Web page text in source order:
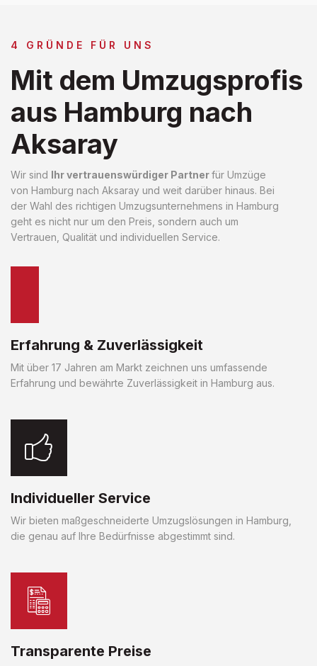
4 GRÜNDE FÜR UNS
Mit dem Umzugsprofis
aus Hamburg nach
Aksaray
Wir sind Ihr vertrauenswürdiger Partnerfür Umzüge
von Hamburg nach Aksaray und weit darüber hinaus. Bei
der Wahl des richtigen Umzugsunternehmens in Hamburg
geht es nicht nur um den Preis, sondern auch um
Vertrauen, Qualität und individuellen Service.
Erfahrung & Zuverlässigkeit
Mit über 17 Jahren am Markt zeichnen uns umfassende
Erfahrung und bewährte Zuverlässigkeit in Hamburg aus.
Individueller Service
Wir bieten maßgeschneiderte Umzugslösungen in Hamburg,
die genau auf Ihre Bedürfnisse abgestimmt sind.
Transparente Preise